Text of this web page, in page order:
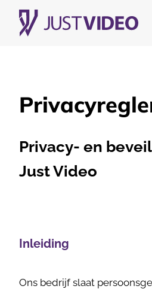
Privacy- en
Just Video
Inleiding
Ons bedrijf slaat